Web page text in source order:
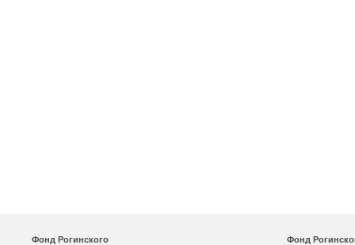
Фонд Рогинского
Фонд